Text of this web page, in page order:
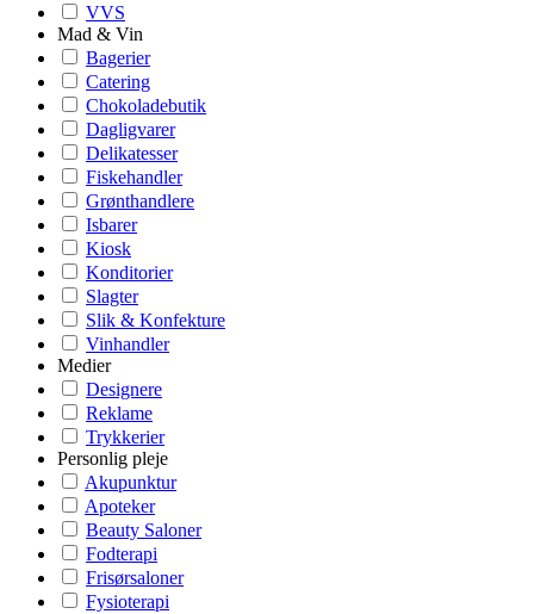
VVS
Mad & Vin
Bagerier
Catering
Chokoladebutik
Dagligvarer
Delikatesser
Fiskehandler
Grønthandlere
Isbarer
Kiosk
Konditorier
Slagter
Slik & Konfekture
Vinhandler
Medier
Designere
Reklame
Trykkerier
Personlig pleje
Akupunktur
Apoteker
Beauty Saloner
Fodterapi
Frisørsaloner
Fysioterapi